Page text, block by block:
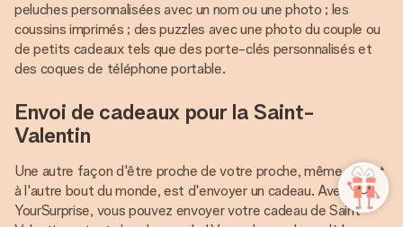
peluches personnalisées avec un nom ou une photo ; les
coussins imprimés ; des puzzles avec une photo du couple ou
de petits cadeaux tels que des porte-clés personnalisés et
des coques de téléphone portable.
Envoi de cadeaux pour la Saint-
Valentin
Une autre façon d'être proche de votre proche, même s'il est
à l'autre bout du monde, est d'envoyer un cadeau. Avec
YourSurprise, vous pouvez envoyer votre cadeau de Saint